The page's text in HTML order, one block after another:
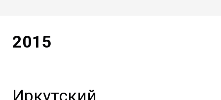
2015
Иркутский